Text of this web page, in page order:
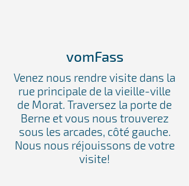
vomFass
Venez nous rendre visite dans la
rue principale de la vieille-ville
de Morat. Traversez la porte de
Berne et vous nous trouverez
sous les arcades, côté gauche.
Nous nous réjouissons de votre
visite!